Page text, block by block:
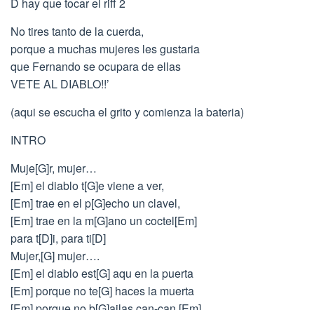
No tires tanto de la cuerda,
porque a muchas mujeres les gustaria
que Fernando se ocupara de ellas
VETE AL DIABLO!!’
(aqui se escucha el grito y comienza la bateria)
INTRO
Muje[G]r, mujer…
[Em] el diablo t[G]e viene a ver,
[Em] trae en el p[G]echo un clavel,
[Em] trae en la m[G]ano un coctel[Em]
para t[D]i, para ti[D]
Mujer,[G] mujer….
[Em] el diablo est[G] aqu en la puerta
[Em] porque no te[G] haces la muerta